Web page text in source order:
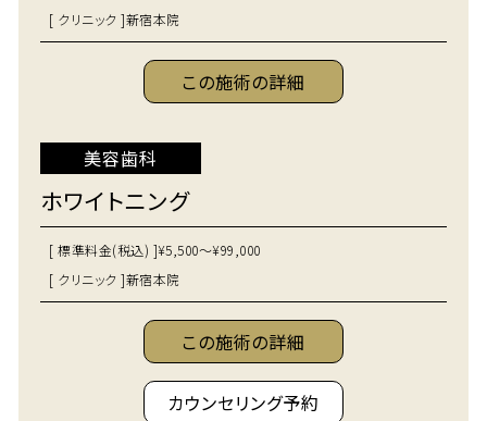
[ クリニック ]新宿本院
この施術の詳細
美容歯科
ホワイトニング
[ 標準料金(税込) ]¥5,500～¥99,000
[ クリニック ]新宿本院
この施術の詳細
カウンセリング予約